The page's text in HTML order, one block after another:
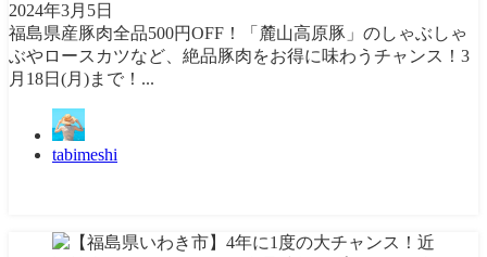
2024年3月5日
福島県産豚肉全品500円OFF！「麓山高原豚」のしゃぶしゃ
ぶやロースカツなど、絶品豚肉をお得に味わうチャンス！3
月18日(月)まで！...
tabimeshi